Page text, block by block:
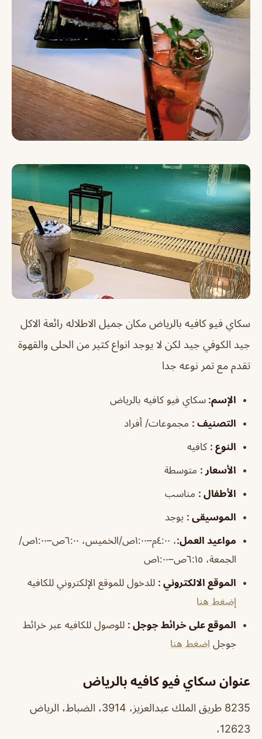
سكاي فيو كافيه بالرياض مكان جميل الاطلاله رائعة الاكل
جيد الكوفي جيد لكن لا يوجد انواع كثير من الحلى والقهوة
تقدم مع تمر نوعه جدا
الإسم: سكاي فيو كافيه بالرياض
التصنيف : مجموعات/ أفراد
النوع : كافيه
الأسعار : متوسطة
الأطفال : مناسب
الموسيقى : يوجد
مواعيد العمل:
، ٤:٠٠م–١:٠٠ص/الخميس، ٦:٠٠ص–١:٠٠ص/
الجمعة، ٦:١٥ص–١:٠٠ص
الموقع الالكتروني : للدخول للموقع الإلكتروني للكافيه
إضغط هنا
الموقع على خرائط جوجل : للوصول للكافيه عبر خرائط
جوجل اضغط هنا
عنوان سكاي فيو كافيه بالرياض
8235 طريق الملك عبدالعزيز، 3914، الضباط، الرياض
12623،